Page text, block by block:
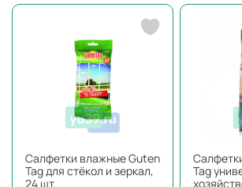
Салфетки влажные Guten
Tag для стёкол и зеркал,
24 шт.
Tag